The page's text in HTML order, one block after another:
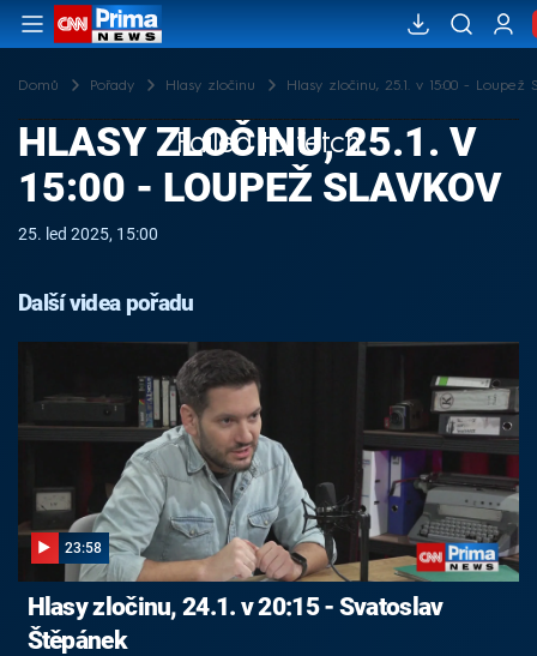
Domů Pořady Hlasy zločinu Hlasy zločinu, 25.1. v 15:00 - Loupež
Failed to fetch
HLASY ZLOČINU, 25.1. V
15:00 - LOUPEŽ SLAVKOV
25. led 2025, 15:00
Další videa pořadu
23:58
Hlasy zločinu, 24.1. v 20:15 - Svatoslav
Štěpánek